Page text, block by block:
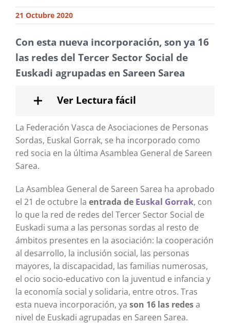
21 Octubre 2020
Con esta nueva incorporación, son ya 16
las redes del Tercer Sector Social de
Euskadi agrupadas en Sareen Sarea
Ver Lectura fácil
La Federación Vasca de Asociaciones de Personas
Sordas, Euskal Gorrak, se ha incorporado como
red socia en la última Asamblea General de Sareen
Sarea.
La Asamblea General de Sareen Sarea ha aprobado
el 21 de octubre la entrada de Euskal Gorrak, con
lo que la red de redes del Tercer Sector Social de
Euskadi suma a las personas sordas al resto de
ámbitos presentes en la asociación: la cooperación
al desarrollo, la inclusión social, las personas
mayores, la discapacidad, las familias numerosas,
el ocio socio-educativo con la juventud e infancia y
la economía social y solidaria, entre otros. Tras
esta nueva incorporación, ya son 16 las redesa
nivel de Euskadi agrupadas en Sareen Sarea.